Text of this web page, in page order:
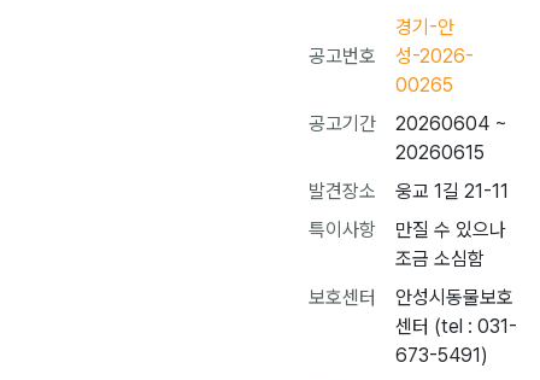
공고번호
경기-안
성-2026-
00265
공고기간
20260604 ~
20260615
발견장소
웅교 1길 21-11
특이사항
만질 수 있으나
조금 소심함
보호센터
안성시동물보호
센터 (tel : 031-
673-5491)